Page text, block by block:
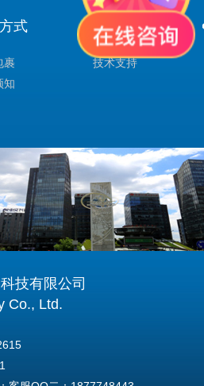
式
裹
知
售后服务
技术支持
技有限公司
Co., Ltd.